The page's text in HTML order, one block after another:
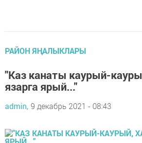
РАЙОН ЯҢАЛЫКЛАРЫ
"Каз канаты каурый-
язарга ярый..."
admin, 9 декабрь 2021 - 08:43